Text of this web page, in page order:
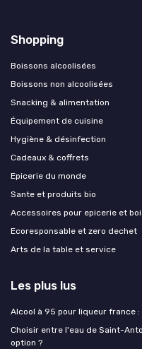
Shopping
Boissons alcoolisées
Boissons non alcoolisées
Snacking & alimentation
Équipement de cuisine
Hygiène & désinfection
Cadeaux & coffrets
Epicerie du monde
Sante et produits bio
Accessoires pour epicerie et
Ecoresponsable et zero dechet
Arts de la table et service
Les plus lus
Alcool à 95 pour liqueur france
Choisir entre l'eau de Saint-
option ?